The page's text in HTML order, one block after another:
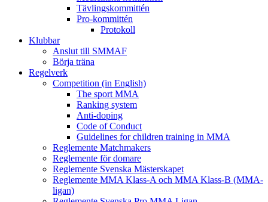
Tävlingskommittén
Pro-kommittén
Protokoll
Klubbar
Anslut till SMMAF
Börja träna
Regelverk
Competition (in English)
The sport MMA
Ranking system
Anti-doping
Code of Conduct
Guidelines for children training in MMA
Reglemente Matchmakers
Reglemente för domare
Reglemente Svenska Mästerskapet
Reglemente MMA Klass-A och MMA Klass-B (MMA-
ligan)